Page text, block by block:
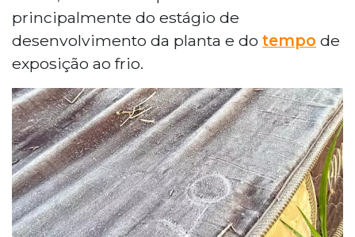
principalmente do estágio de
desenvolvimento da planta e do tempo de
exposição ao frio.